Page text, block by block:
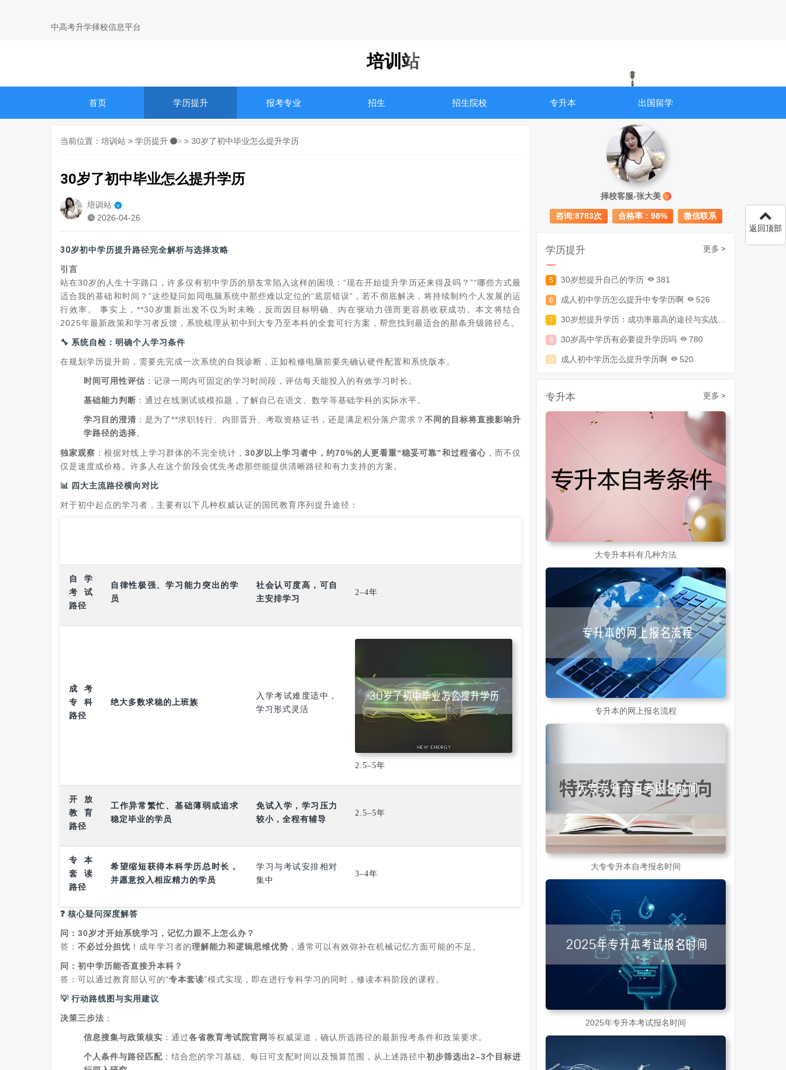
中高考升学择校信息平台
培训站
首页 学历提升 报考专业 招生 招生院校 专升本 出国留学
当前位置： 培训站 > 学历提升 > > 30岁了初中毕业怎么提升学历
30岁了初中毕业怎么提升学历
培训站
2026-04-26
30岁初中学历提升路径完全解析与选择攻略
引言
站在30岁的人生十字路口，许多仅有初中学历的朋友常陷入这样的困境：“现在开始提升学历还来得及吗？”“哪些方式最
适合我的基础和时间？”这些疑问如同电脑系统中那些难以定位的“底层错误”，若不彻底解决，将持续制约个人发展的运
行效率。 事实上，**30岁重新出发不仅为时未晚，反而因目标明确、内在驱动力强而更容易收获成功。本文将结合
2025年最新政策和学习者反馈，系统梳理从初中到大专乃至本科的全套可行方案，帮您找到最适合的那条升级路径💪。
🔧 系统自检：明确个人学习条件
在规划学历提升前，需要先完成一次系统的自我诊断，正如检修电脑前要先确认硬件配置和系统版本。
时间可用性评估 ：记录一周内可固定的学习时间段，评估每天能投入的有效学习时长。
基础能力判断 ：通过在线测试或模拟题，了解自己在语文、数学等基础学科的实际水平。
学习目的澄清 ：是为了**求职转行、内部晋升、考取资格证书，还是满足积分落户需求？ 不同的目标将直接影响升
学路径的选择。
独家观察 ：根据对线上学习群体的不完全统计，30岁以上学习者中，约70%的人更看重“稳妥可靠”和过程省心，而不仅
仅是速度或价格。许多人在这个阶段会优先考虑那些能提供清晰路径和有力支持的方案。
📊 四大主流路径横向对比
对于初中起点的学习者，主要有以下几种权威认证的国民教育序列提升途径：
自学
考试
路径
自律性极强、学习能力突出的学
员
社会认可度高，可自
主安排学习
2–4年
成考
专科
路径
绝大多数求稳的上班族
入学考试难度适中，
学习形式灵活
2.5–5年
开放
教育
路径
工作异常繁忙、基础薄弱或追求
稳定毕业的学员
免试入学，学习压力
较小，全程有辅导
2.5–5年
专本
套读
路径
希望缩短获得本科学历总时长，
并愿意投入相应精力的学员
学习与考试安排相对
集中
3–4年
❓ 核心疑问深度解答
问：30岁才开始系统学习，记忆力跟不上怎么办？
答： 不必过分担忧 ！成年学习者的理解能力和逻辑思维优势 ，通常可以有效弥补在机械记忆方面可能的不足。
问：初中学历能否直接升本科？
答：可以通过教育部认可的“专本套读”模式实现，即在进行专科学习的同时，修读本科阶段的课程。
💡 行动路线图与实用建议
决策三步法 ：
信息搜集与政策核实 ：通过各省教育考试院官网等权威渠道，确认所选路径的最新报考条件和政策要求。
个人条件与路径匹配 ：结合您的学习基础、每日可支配时间以及预算范围，从上述路径中初步筛选出2–3个目标进
择校客服-张大美 V
咨询:8783次 合格率：98% 微信联系
学历提升 更多 >
成人初中文凭怎么提升学历 740
成人大专学历提升多少钱 367
成人大专学历提升报考流程详解：从报名条件到成功入学全指南
成人大专学历提升多少钱 367
30岁想提升自己的学历 381
成人初中学历怎么提升中专学历啊 526
专升本 更多 >
大专升本科有几种方法
专升本的网上报名流程
大专专升本自考报名时间
2025年专升本考试报名时间
返回顶部